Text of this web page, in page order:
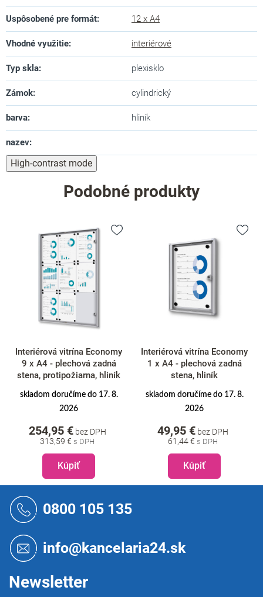
Uspôsobené pre formát: 12 x A4
Vhodné využitie: interiérové
Typ skla: plexisklo
Zámok: cylindrický
barva: hliník
nazev:
High-contrast mode
Podobné produkty
Interiérová vitrína Economy
9 x A4 - plechová zadná
stena, protipožiarna, hliník
skladom doručíme do 17. 8.
2026
313,59 €
254,95 €bez DPH
Kúpiť
Interiérová vitrína Economy
1 x A4 - plechová zadná
stena, hliník
skladom doručíme do 17. 8.
2026
61,44 €
49,95 € bez DPH
Kúpiť
0800 105 135
info@kancelaria24.sk
Newsletter